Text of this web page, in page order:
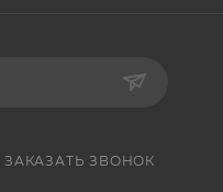
ЗАКАЗАТЬ ЗВОНОК